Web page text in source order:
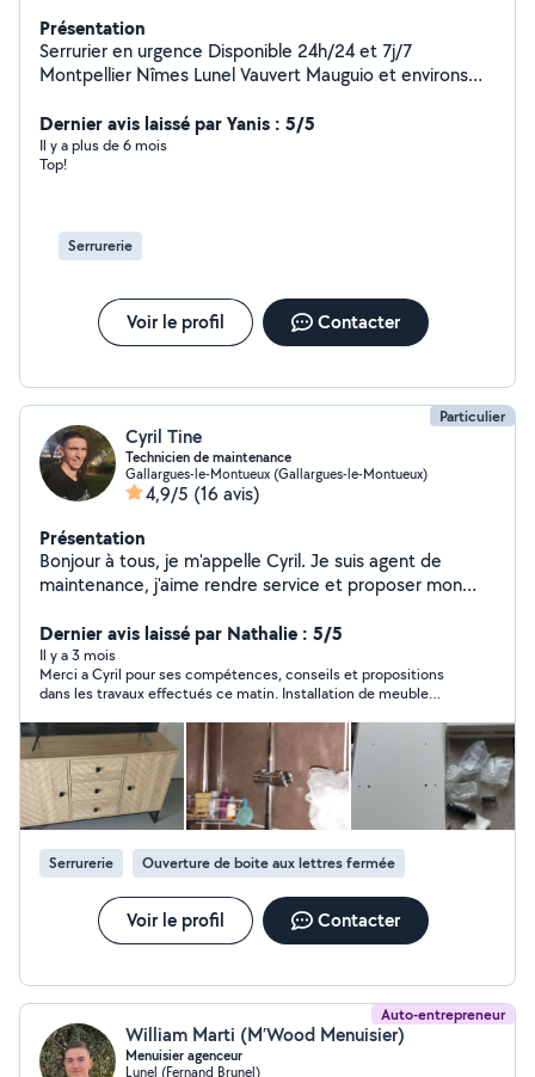
Présentation
Serrurier en urgence Disponible 24h/24 et 7j/7
Montpellier Nîmes Lunel Vauvert Mauguio et environs
claquée, serrure forcée ou besoin d'un changement de
cylindre ? Je me déplace en urgence dans toute la
région pour vous dépanner rapidement, proprement et
effraction Devis clair & intervention rapide Intervention
en moins de 30 min selon votre localisation.
Dernier avis laissé par Yanis : 5/5
Il y a plus de 6 mois
Top!
Serrurerie
Voir le profil Contacter
Particulier
Cyril Tine
Technicien de maintenance
Gallargues-le-Montueux (Gallargues-le-Montueux)
4,9/5 (16 avis)
Présentation
Bonjour à tous, je m'appelle Cyril. Je suis agent de
maintenance, j'aime rendre service et proposer mon
soulagement pour vous. Je propose de petits travaux,
de montage de meubles, de la plomberie, électricité,
aménagement intérieur et menuiserie A bientôt.
Dernier avis laissé par Nathalie : 5/5
Il y a 3 mois
Merci a Cyril pour ses compétences, conseils et propositions
dans les travaux effectués ce matin. Installation de meuble
vivement. D autre petit travaux sont déjà prévus. Merci
Serrurerie Ouverture de boite aux lettres fermée
Voir le profil Contacter
Auto-entrepreneur
William Marti (M’Wood Menuisier)
Menuisier agenceur
Lunel (Fernand Brunel)